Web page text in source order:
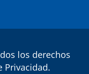
los derechos
Privacidad.